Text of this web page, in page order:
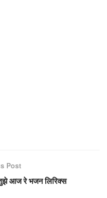
Post
आज रे भजन लिरिक्स